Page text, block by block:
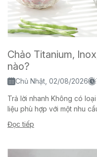
Chảo Titanium,
nào?
Chủ Nhật, 02/08/2026
Trả lời nhanh Không có
liệu phù hợp với một nhu
titanium...
Đọc tiếp